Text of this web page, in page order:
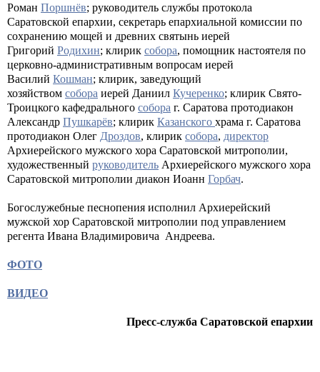
Роман Поршнёв; руководитель службы протокола
Саратовской епархии, секретарь епархиальной комиссии по
сохранению мощей и древних святынь иерей
Григорий Родихин; клирик собора, помощник настоятеля по
церковно-административным вопросам иерей
Василий Кошман; клирик, заведующий
хозяйством собора иерей Даниил Кучеренко; клирик Свято-
Троицкого кафедрального собора г. Саратова протодиакон
Александр Пушкарёв; клирик Казанского храма г. Саратова
протодиакон Олег Дроздов, клирик собора, директор
Архиерейского мужского хора Саратовской митрополии,
художественный руководитель Архиерейского мужского хора
Саратовской митрополии диакон Иоанн Горбач.
Богослужебные песнопения исполнил Архиерейский
мужской хор Саратовской митрополии под управлением
регента Ивана Владимировича Андреева.
ФОТО
ВИДЕО
Пресс-служба Саратовской епархии